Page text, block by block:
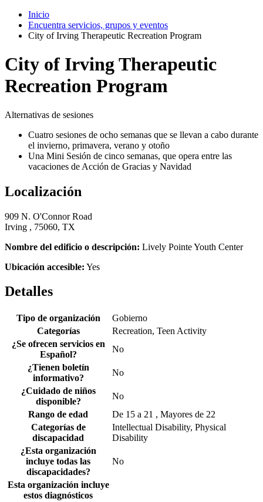
Inicio
Encuentra servicios, grupos y eventos
City of Irving Therapeutic Recreation Program
City of Irving Therapeutic
Recreation Program
Alternativas de sesiones
Cuatro sesiones de ocho semanas que se llevan a cabo durante
el invierno, primavera, verano y otoño
Una Mini Sesión de cinco semanas, que opera entre las
vacaciones de Acción de Gracias y Navidad
Localización
909 N. O'Connor Road
Irving , 75060, TX
Nombre del edificio o descripción: Lively Pointe Youth Center
Ubicación accesible: Yes
Detalles
Tipo de organización
Gobierno
Categorías
Recreation, Teen Activity
¿Se ofrecen servicios en
Español?
No
¿Tienen boletín
informativo?
No
¿Cuidado de niños
disponible?
No
Rango de edad
De 15 a 21 , Mayores de 22
Categorías de
discapacidad
Intellectual Disability, Physical
Disability
¿Esta organización
incluye todas las
discapacidades?
No
Esta organización incluye
estos diagnósticos